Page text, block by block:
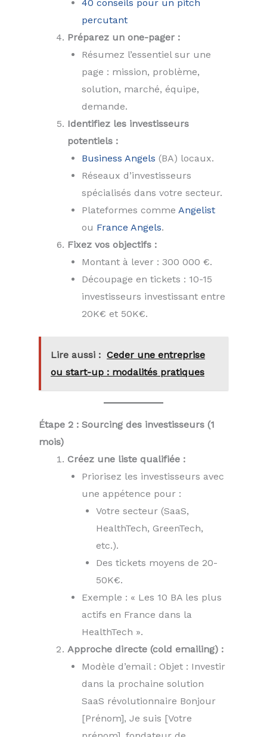
40 conseils pour un pitch
percutant
Préparez un one-pager :
Résumez l’essentiel sur une
page : mission, problème,
solution, marché, équipe,
demande.
Identifiez les investisseurs
potentiels :
Business Angels (BA) locaux.
Réseaux d’investisseurs
spécialisés dans votre secteur.
Plateformes comme Angelist
ou France Angels.
Fixez vos objectifs :
Montant à lever : 300 000 €.
Découpage en tickets : 10-15
investisseurs investissant entre
20K€ et 50K€.
Lire aussi : Ceder une entreprise
ou start-up : modalités pratiques
Étape 2 : Sourcing des investisseurs (1
mois)
Créez une liste qualifiée :
Priorisez les investisseurs avec
une appétence pour :
Votre secteur (SaaS,
HealthTech, GreenTech,
etc.).
Des tickets moyens de 20-
50K€.
Exemple : « Les 10 BA les plus
actifs en France dans la
HealthTech ».
Approche directe (cold emailing) :
Modèle d’email : Objet : Investir
dans la prochaine solution
SaaS révolutionnaire Bonjour
[Prénom], Je suis [Votre